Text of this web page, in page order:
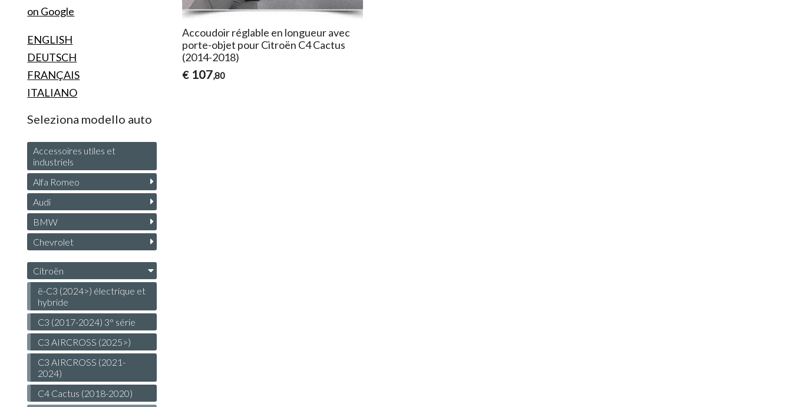
Accoudoir réglable en longueur avec
porte-objet pour Citroën C4 Cactus
(2014-2018)
€ 107,80
on Google
ENGLISH
DEUTSCH
FRANÇAIS
ITALIANO
Seleziona modello auto
Accessoires utiles et
industriels
Alfa Romeo
Audi
BMW
Chevrolet
Citroën
ë-C3 (2024>) électrique et
hybride
C3 (2017-2024) 3° série
C3 AIRCROSS (2025>)
C3 AIRCROSS (2021-
2024)
C4 Cactus (2018-2020)